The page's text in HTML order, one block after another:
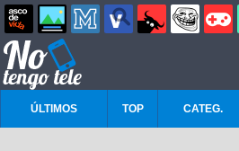
ÚLTIMOS TOP CATEG.